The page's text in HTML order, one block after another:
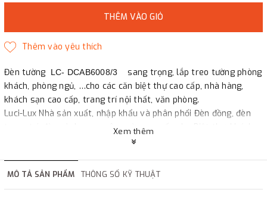
THÊM VÀO GIỎ
Đèn tường LC- DCAB6008/3
sang trọng, lắp treo tường phòng
khách, phòng ngủ, …cho các căn biệt thự cao cấp, nhà hàng,
khách sạn cao cấp, trang trí nội thất, văn phòng.
Luci-Lux Nhà sản xuất, nhập khẩu và phân phối Đèn đồng, đèn
trang trí, đèn cảnh quan sân vườn cao cấp cho Biệt thự, khách
sạn, hàng chất lượng, bảo hành dài hạn.
Xem thêm
MÔ TẢ SẢN PHẨM THÔNG SỐ KỸ THUẬT